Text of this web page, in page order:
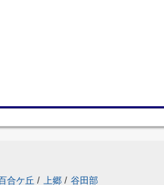
合ケ丘 / 上郷 / 谷田部